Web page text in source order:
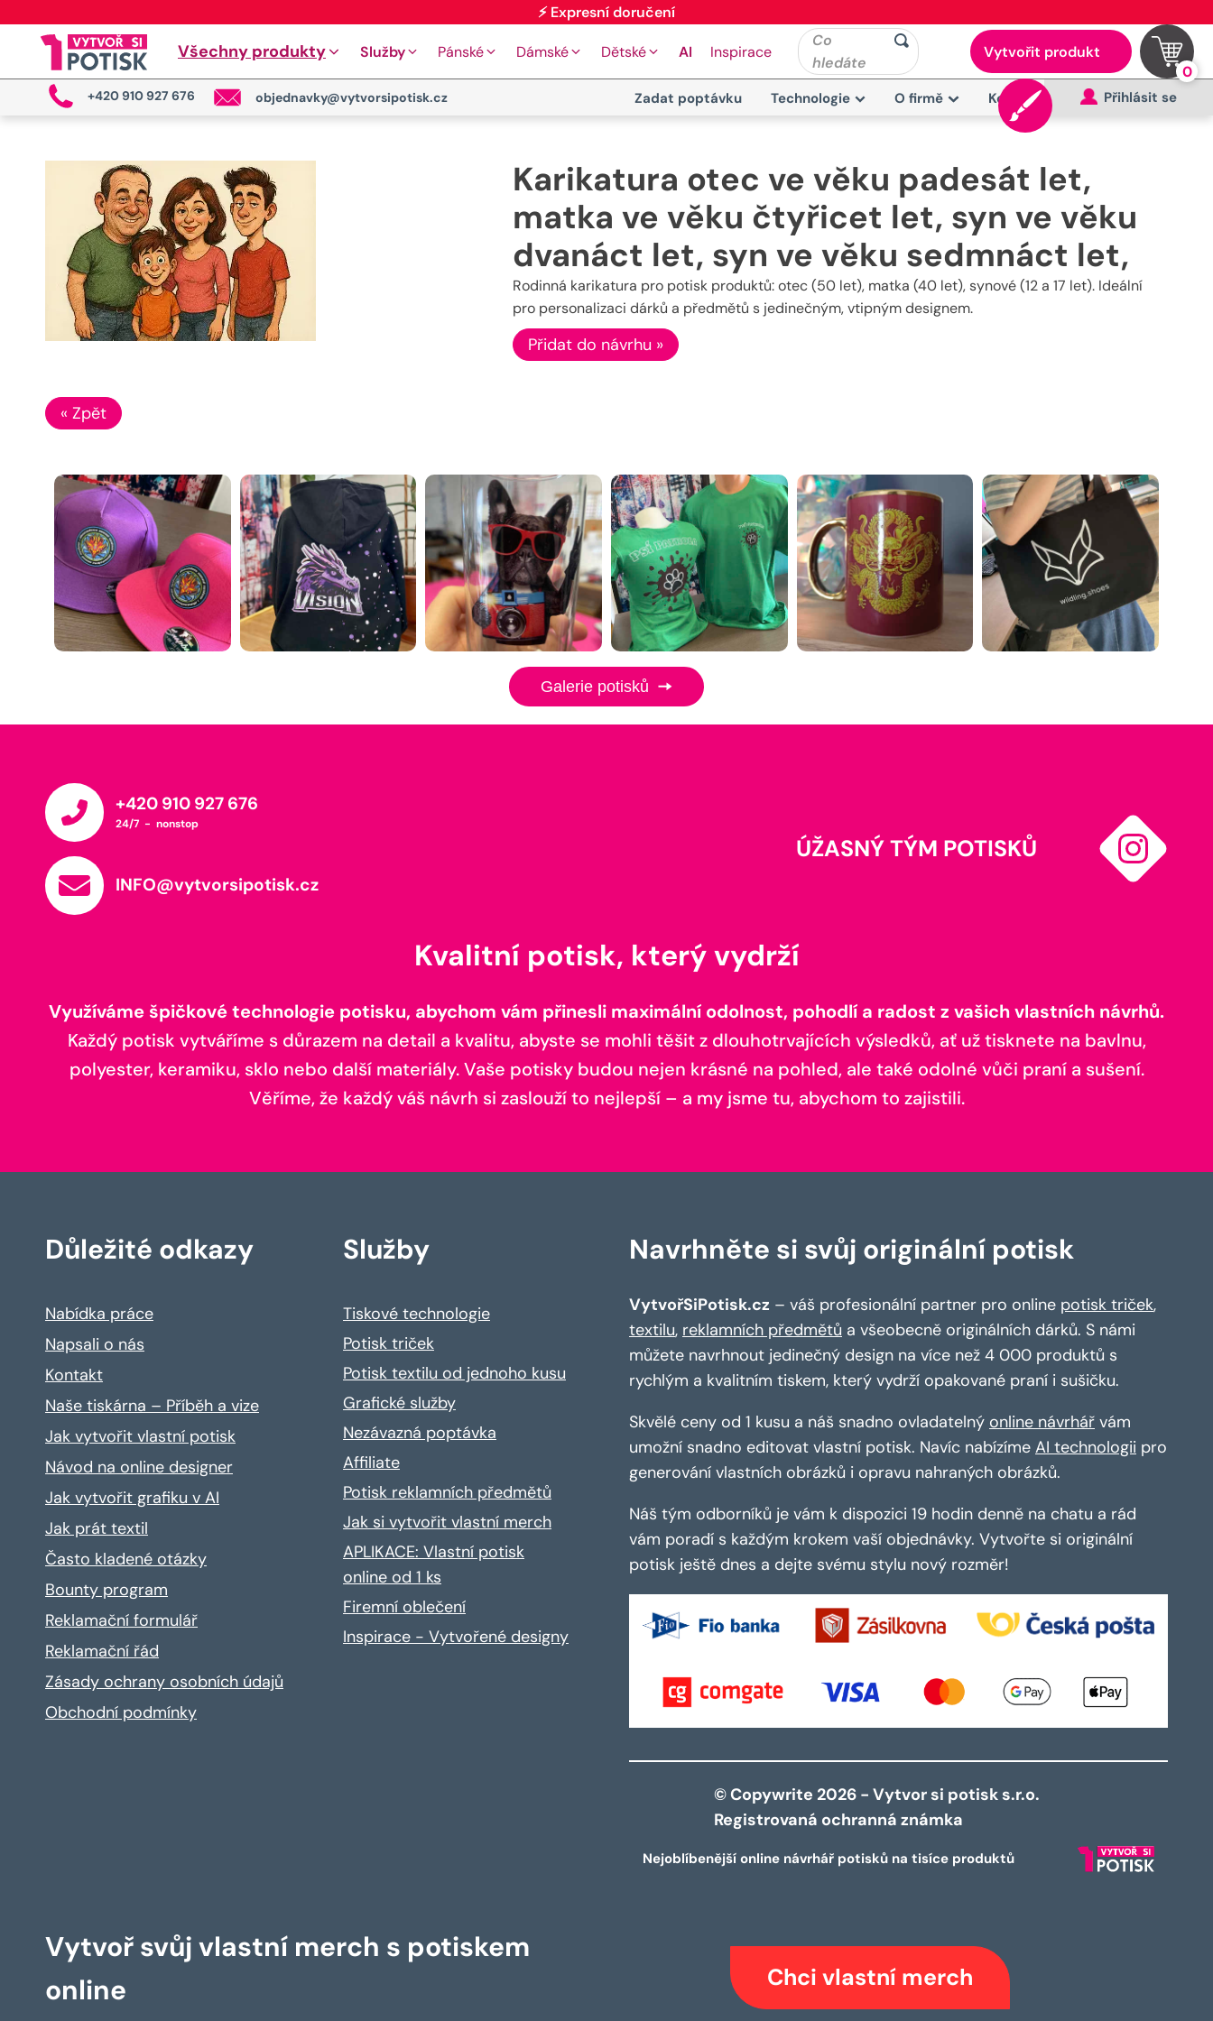
Všechny produkty Služby Pánské Dámské Dětské AI Inspirace
Co
hledáte
Vytvořit produkt
0
+420 910 927 676 objednavky@vytvorsipotisk.cz Zadat poptávku Technologie O firmě Kontakt Přihlásit se
Karikatura otec ve věku padesát let,
matka ve věku čtyřicet let, syn ve věku
dvanáct let, syn ve věku sedmnáct let,
Rodinná karikatura pro potisk produktů: otec (50 let), matka (40 let), synové (12 a 17 let). Ideální
pro personalizaci dárků a předmětů s jedinečným, vtipným designem.
Přidat do návrhu »
« Zpět
Galerie potisků
+420 910 927 676
24/7 - nonstop
INFO@vytvorsipotisk.cz
ÚŽASNÝ TÝM POTISKŮ
Kvalitní potisk, který vydrží
Využíváme špičkové technologie potisku, abychom vám přinesli maximální odolnost, pohodlí a radost z vašich vlastních návrhů.
Každý potisk vytváříme s důrazem na detail a kvalitu, abyste se mohli těšit z dlouhotrvajících výsledků, ať už tisknete na bavlnu,
polyester, keramiku, sklo nebo další materiály. Vaše potisky budou nejen krásné na pohled, ale také odolné vůči praní a sušení.
Věříme, že každý váš návrh si zaslouží to nejlepší – a my jsme tu, abychom to zajistili.
Důležité odkazy
Nabídka práce
Napsali o nás
Kontakt
Naše tiskárna – Příběh a vize
Jak vytvořit vlastní potisk
Návod na online designer
Jak vytvořit grafiku v AI
Jak prát textil
Často kladené otázky
Bounty program
Reklamační formulář
Reklamační řád
Zásady ochrany osobních údajů
Obchodní podmínky
Služby
Tiskové technologie
Potisk triček
Potisk textilu od jednoho kusu
Grafické služby
Nezávazná poptávka
Affiliate
Potisk reklamních předmětů
Jak si vytvořit vlastní merch
APLIKACE: Vlastní potisk
online od 1 ks
Firemní oblečení
Inspirace - Vytvořené designy
Navrhněte si svůj originální potisk
VytvořSiPotisk.cz – váš profesionální partner pro online potisk triček,
textilu, reklamních předmětů a všeobecně originálních dárků. S námi
můžete navrhnout jedinečný design na více než 4 000 produktů s
rychlým a kvalitním tiskem, který vydrží opakované praní i sušičku.
Skvělé ceny od 1 kusu a náš snadno ovladatelný online návrhář vám
umožní snadno editovat vlastní potisk. Navíc nabízíme AI technologii pro
generování vlastních obrázků i opravu nahraných obrázků.
Náš tým odborníků je vám k dispozici 19 hodin denně na chatu a rád
vám poradí s každým krokem vaší objednávky. Vytvořte si originální
potisk ještě dnes a dejte svému stylu nový rozměr!
© Copywrite 2026 - Vytvor si potisk s.r.o.
Registrovaná ochranná známka
Nejoblíbenější online návrhář potisků na tisíce produktů
Vytvoř svůj vlastní merch s potiskem
online
Chci vlastní merch